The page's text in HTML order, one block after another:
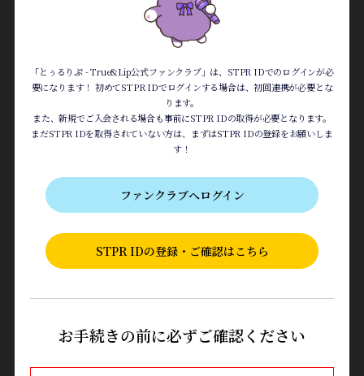
「とぅるりぷ - True&Lip公式ファンクラブ」は、STPR IDでのログインが必
要になります！ 初めてSTPR IDでログインする場合は、初回連携が必要とな
ります。
また、新規でご入会される場合も事前にSTPR IDの取得が必要となります。
まだSTPR IDを取得されていない方は、まずはSTPR IDの登録をお願いしま
す！
ファンクラブへログイン
STPR IDの登録・ご確認はこちら
お手続きの前に必ずご確認ください